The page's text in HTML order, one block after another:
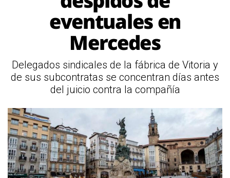
eventuales en
Mercedes
Delegados sindicales de la fábrica de Vitoria y
de sus subcontratas se concentran días antes
del juicio contra la compañía